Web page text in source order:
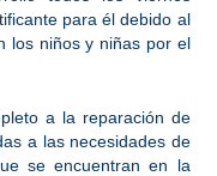
para él debido al
los niños y niñas por el
a la reparación de
a las necesidades de
se encuentran en la